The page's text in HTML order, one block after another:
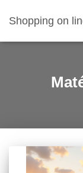
Shopping on